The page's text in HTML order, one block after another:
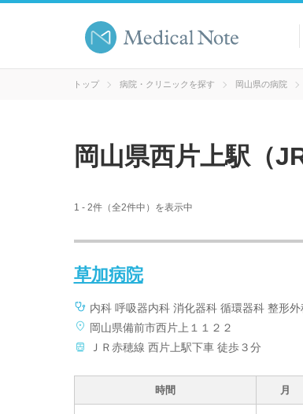
トップ 病院・クリニックを探す 岡山県の病院
岡山県西片上駅（
1 - 2件（全2件中）を表示中
草加病院
内科 呼吸器内科 消化器科 循環器科 整形
岡山県備前市西片上１１２２
ＪＲ赤穂線 西片上駅下車 徒歩３分
時間 月